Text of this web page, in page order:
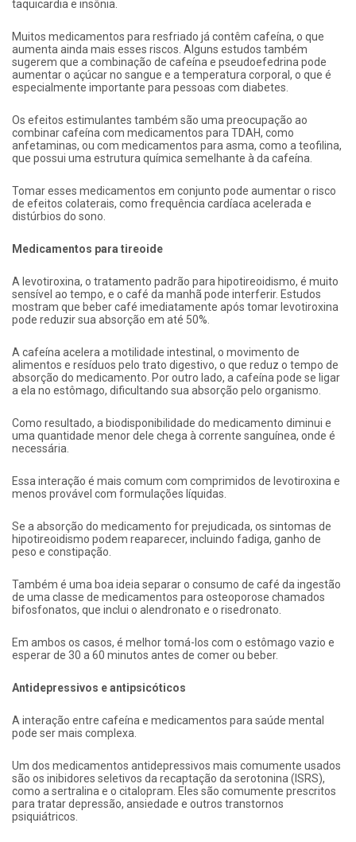
taquicardia e insônia.
Muitos medicamentos para resfriado já contêm cafeína, o que
aumenta ainda mais esses riscos. Alguns estudos também
sugerem que a combinação de cafeína e pseudoefedrina pode
aumentar o açúcar no sangue e a temperatura corporal, o que é
especialmente importante para pessoas com diabetes.
Os efeitos estimulantes também são uma preocupação ao
combinar cafeína com medicamentos para TDAH, como
anfetaminas, ou com medicamentos para asma, como a teofilina,
que possui uma estrutura química semelhante à da cafeína.
Tomar esses medicamentos em conjunto pode aumentar o risco
de efeitos colaterais, como frequência cardíaca acelerada e
distúrbios do sono.
Medicamentos para tireoide
A levotiroxina, o tratamento padrão para hipotireoidismo, é muito
sensível ao tempo, e o café da manhã pode interferir. Estudos
mostram que beber café imediatamente após tomar levotiroxina
pode reduzir sua absorção em até 50%.
A cafeína acelera a motilidade intestinal, o movimento de
alimentos e resíduos pelo trato digestivo, o que reduz o tempo de
absorção do medicamento. Por outro lado, a cafeína pode se ligar
a ela no estômago, dificultando sua absorção pelo organismo.
Como resultado, a biodisponibilidade do medicamento diminui e
uma quantidade menor dele chega à corrente sanguínea, onde é
necessária.
Essa interação é mais comum com comprimidos de levotiroxina e
menos provável com formulações líquidas.
Se a absorção do medicamento for prejudicada, os sintomas de
hipotireoidismo podem reaparecer, incluindo fadiga, ganho de
peso e constipação.
Também é uma boa ideia separar o consumo de café da ingestão
de uma classe de medicamentos para osteoporose chamados
bifosfonatos, que inclui o alendronato e o risedronato.
Em ambos os casos, é melhor tomá-los com o estômago vazio e
esperar de 30 a 60 minutos antes de comer ou beber.
Antidepressivos e antipsicóticos
A interação entre cafeína e medicamentos para saúde mental
pode ser mais complexa.
Um dos medicamentos antidepressivos mais comumente usados ​​
são os inibidores seletivos da recaptação da serotonina (ISRS),
como a sertralina e o citalopram. Eles são comumente prescritos
para tratar depressão, ansiedade e outros transtornos
psiquiátricos.